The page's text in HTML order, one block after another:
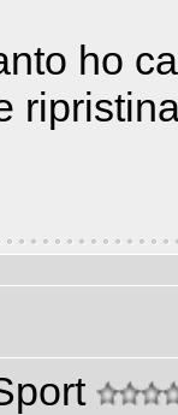
ho